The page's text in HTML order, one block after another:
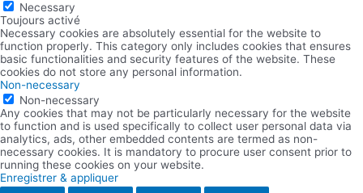
Necessary
Toujours activé
Necessary cookies are absolutely essential for the website to
function properly. This category only includes cookies that ensures
basic functionalities and security features of the website. These
cookies do not store any personal information.
Non-necessary
Non-necessary
Any cookies that may not be particularly necessary for the website
to function and is used specifically to collect user personal data via
analytics, ads, other embedded contents are termed as non-
necessary cookies. It is mandatory to procure user consent prior to
running these cookies on your website.
Enregistrer & appliquer